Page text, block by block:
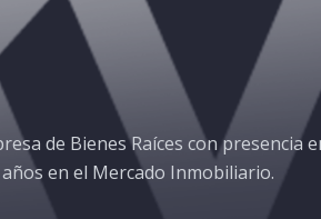
de Bienes Raíces con presencia
en el Mercado Inmobiliario.